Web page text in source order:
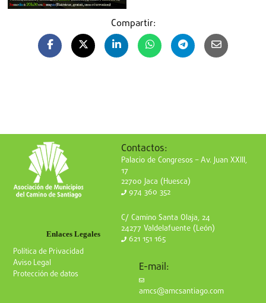
Compartir:
Enlaces Legales
Política de Privacidad
Aviso Legal
Protección de datos
Contactos:
Palacio de Congresos – Av. Juan XXIII,
17
22700 Jaca (Huesca)
974 360 352
C/ Camino Santa Olaja, 24
24277 Valdelafuente (León)
621 151 165
E-mail:
amcs@amcsantiago.com